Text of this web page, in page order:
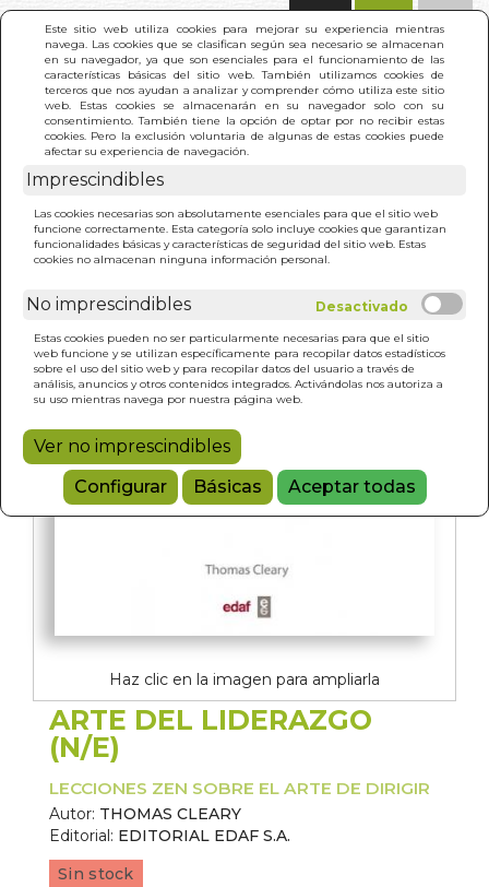
Este sitio web utiliza cookies para mejorar su experiencia mientras
navega. Las cookies que se clasifican según sea necesario se almacenan
en su navegador, ya que son esenciales para el funcionamiento de las
características básicas del sitio web. También utilizamos cookies de
terceros que nos ayudan a analizar y comprender cómo utiliza este sitio
web. Estas cookies se almacenarán en su navegador solo con su
consentimiento. También tiene la opción de optar por no recibir estas
cookies. Pero la exclusión voluntaria de algunas de estas cookies puede
afectar su experiencia de navegación.
Imprescindibles
Las cookies necesarias son absolutamente esenciales para que el sitio web
funcione correctamente. Esta categoría solo incluye cookies que garantizan
funcionalidades básicas y características de seguridad del sitio web. Estas
cookies no almacenan ninguna información personal.
No imprescindibles
Estas cookies pueden no ser particularmente necesarias para que el sitio
web funcione y se utilizan específicamente para recopilar datos estadísticos
sobre el uso del sitio web y para recopilar datos del usuario a través de
análisis, anuncios y otros contenidos integrados. Activándolas nos autoriza a
su uso mientras navega por nuestra página web.
Ver no imprescindibles
Configurar
Básicas Aceptar todas
INICIO > ARTE DEL LIDERAZGO (N/E)
Haz clic en la imagen para ampliarla
ARTE DEL LIDERAZGO
(N/E)
LECCIONES ZEN SOBRE EL ARTE DE DIRIGIR
Autor: THOMAS CLEARY
Editorial: EDITORIAL EDAF S.A.
Sin stock